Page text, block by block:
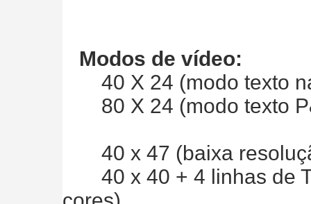
Modos de vídeo:
40 X 24 (modo texto
80 X 24 (modo texto
40 x 47 (baixa
40 x 40 + 4 linhas de